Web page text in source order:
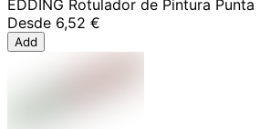
EDDING Rotulador de Pintura
Desde 6,52 €
Add